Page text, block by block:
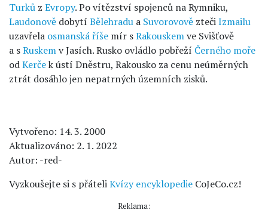
Turků z Evropy. Po vítězství spojenců na Rymniku,
Laudonově dobytí Bělehradu a Suvorovově ztečiIzmailu
uzavřela osmanská říše mír sRakouskemve Svišťově
a sRuskemv Jasích. Rusko ovládlo pobřeží Černého moře
odKerček ústí Dněstru, Rakousko za cenu neúměrných
ztrát dosáhlo jen nepatrných územních zisků.
Vytvořeno: 14. 3. 2000
Aktualizováno: 2. 1. 2022
Autor: -red-
Vyzkoušejte si s přáteliKvízy encyklopedie CoJeCo.cz!
Reklama: